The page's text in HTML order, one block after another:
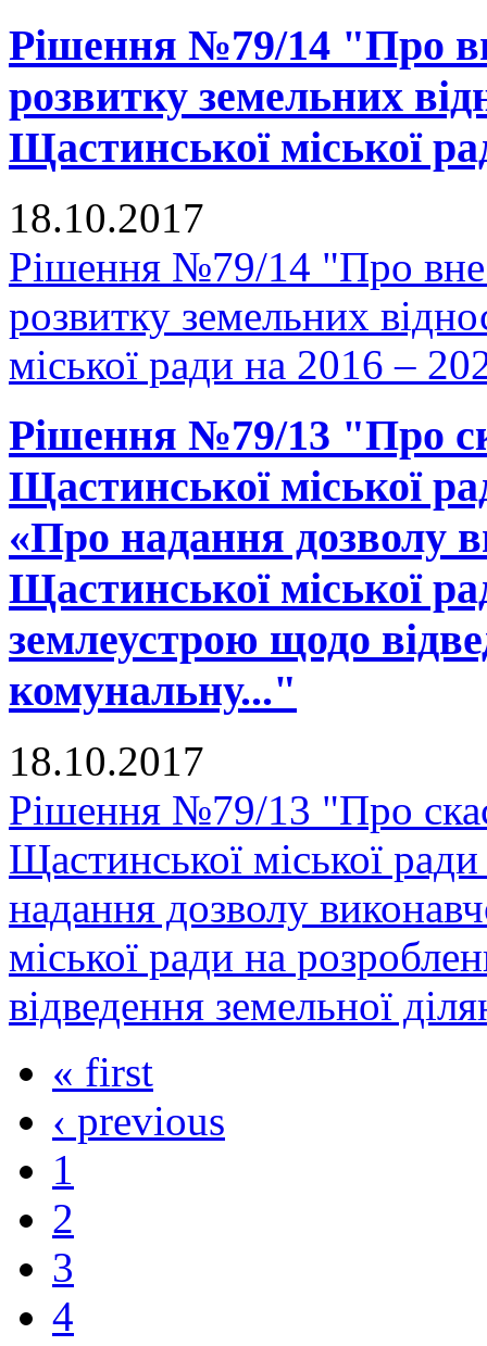
Рішення №79/14 "Про
розвитку земельних
Щастинської міської
18.10.2017
Рішення №79/14 "Про
розвитку земельних
міської ради на 2016 –
Рішення №79/13 "Про
Щастинської міської
«Про надання дозволу
Щастинської міської
землеустрою щодо
комунальну..."
18.10.2017
Рішення №79/13 "Про
Щастинської міської
надання дозволу
міської ради на
відведення земельної
« first
‹ previous
1
2
3
4